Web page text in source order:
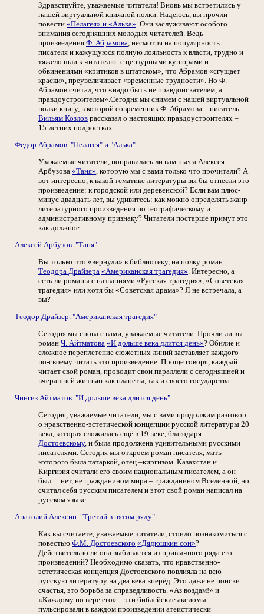
Здравствуйте, уважаемые читатели! Вновь мы встретились у
нашей виртуальной книжной полки. Надеюсь, вы прочли
повести «Пелагея» и «Алька». Они заслуживают особого
внимания сегодняшних молодых читателей. Ведь
произведения Ф. Абрамова, несмотря на популярность
писателя и кажущуюся полную лояльность к власти, трудно и
тяжело шли к читателю: с цензурными купюрами и
обвинениями «критиков в штатском», что Абрамов «сгущает
краски», преувеличивает «временные трудности». Но Ф.
Абрамов считал, что «надо быть не правдоискателем, а
правдоустроителем».Сегодня мы снимем с нашей виртуальной
полки книгу, в которой современник Ф. Абрамова – писатель
Вильям Козлов рассказал о настоящих правдоустроителях –
15-летних подростках.
Федор Абрамов. "Пелагея" и "Алька"
Уважаемые читатели, понравилась ли вам пьеса Алексея
Арбузова «Таня», которую мы с вами только что прочитали? А
вот интересно, к какой тематике литературы вы бы отнесли это
произведение: к городской или деревенской? Если вам плюс-
минус двадцать лет, вы удивитесь: как можно определять жанр
литературного произведения по географическому и
административному признаку? Читатели постарше примут это
как должное.
Алексей Арбузов. "Таня"
Вы только что «вернули» в библиотеку, на полку роман
Теодора Драйзера «Американская трагедия». Интересно, а
есть ли романы с названиями «Русская трагедия», «Советская
трагедия» или хотя бы «Советская драма»? Я не встречала, а
вы?
Теодор Драйзер. "Американская трагедия"
Сегодня мы снова с вами, уважаемые читатели. Прочли ли вы
роман Ч. Айтматова «И дольше века длится день»? Обилие и
сложное переплетение сюжетных линий заставляет каждого
по-своему читать это произведение. Проще говоря, каждый
читает свой роман, проводит свои параллели с сегодняшней и
вчерашней жизнью как планеты, так и своего государства.
Чингиз Айтматов. "И дольше века длится день"
Сегодня, уважаемые читатели, мы с вами продолжим разговор
о нравственно-эстетической концепции русской литературы 20
века, которая сложилась ещё в 19 веке, благодаря
Достоевскому, и была продолжена удивительными русскими
писателями. Сегодня мы откроем роман писателя, мать
которого была татаркой, отец –киргизом. Казахстан и
Киргизия считали его своим национальным писателем, а он
был… нет, не гражданином мира – гражданином Вселенной, но
считал себя русским писателем и этот свой роман написал на
русском языке.
Анатолий Алексин. "Третий в пятом ряду"
Как вы считаете, уважаемые читатели, стоило познакомиться с
повестью Ф.М. Достоевского «Дядюшкин сон»?
Действительно ли она выбивается из привычного ряда его
произведений? Необходимо сказать, что нравственно-
эстетическая концепция Достоевского повлияла на всю
русскую литературу на два века вперёд. Это даже не поиски
счастья, это борьба за справедливость. «Аз воздам!» и
«Каждому по вере его» – эти библейские аксиомы
пульсировали в каждом произведении атеистически